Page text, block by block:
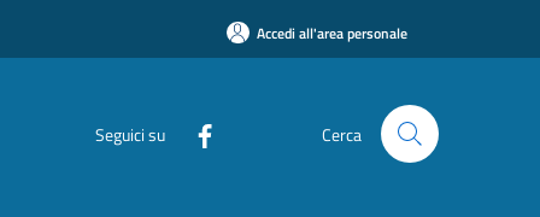
Accedi all'area personale
Seguici su Cerca